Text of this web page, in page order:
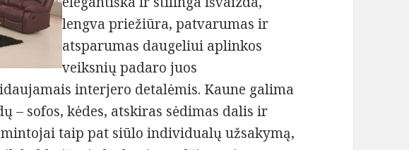
lengva priežiūra, patvarumas ir
atsparumas daugeliui aplinkos
veiksnių padaro juos
interjero detalėmis. Kaune galima
– sofos, kėdes, atskiras sėdimas dalis ir
taip pat siūlo individualų užsakymą,